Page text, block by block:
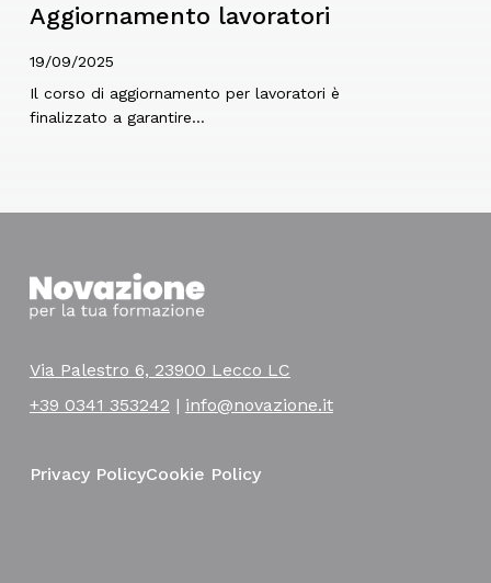
Aggiornamento lavoratori
19/09/2025
Il corso di aggiornamento per lavoratori è
finalizzato a garantire…
Via Palestro 6, 23900 Lecco LC
+39 0341 353242 | info@novazione.it
Privacy PolicyCookie Policy